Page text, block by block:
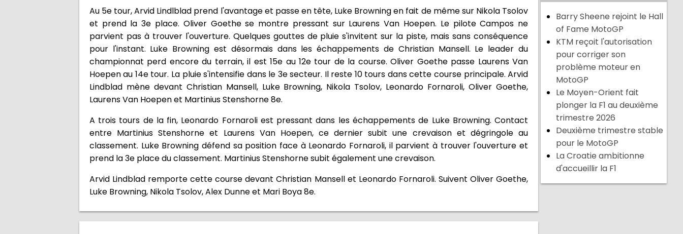
Au 5e tour, Arvid Lindlblad prend l'avantage et passe en tête, Luke Browning en fait de même sur Nikola Tsolov
et prend la 3e place. Oliver Goethe se montre pressant sur Laurens Van Hoepen. Le pilote Campos ne
parvient pas à trouver l'ouverture. Quelques gouttes de pluie s'invitent sur la piste, mais sans conséquence
pour l'instant. Luke Browning est désormais dans les échappements de Christian Mansell. Le leader du
championnat perd encore du terrain, il est 15e au 12e tour de la course. Oliver Goethe passe Laurens Van
Hoepen au 14e tour. La pluie s'intensifie dans le 3e secteur. Il reste 10 tours dans cette course principale. Arvid
Lindblad mène devant Christian Mansell, Luke Browning, Nikola Tsolov, Leonardo Fornaroli, Oliver Goethe,
Laurens Van Hoepen et Martinius Stenshorne 8e.
A trois tours de la fin, Leonardo Fornaroli est pressant dans les échappements de Luke Browning. Contact
entre Martinius Stenshorne et Laurens Van Hoepen, ce dernier subit une crevaison et dégringole au
classement. Luke Browning défend sa position face à Leonardo Fornaroli, il parvient à trouver l'ouverture et
prend la 3e place du classement. Martinius Stenshorne subit également une crevaison.
Arvid Lindblad remporte cette course devant Christian Mansell et Leonardo Fornaroli. Suivent Oliver Goethe,
Luke Browning, Nikola Tsolov, Alex Dunne et Mari Boya 8e.
Barry Sheene rejoint le Hall
of Fame MotoGP
KTM reçoit l'autorisation
pour corriger son
problème moteur en
MotoGP
Le Moyen-Orient fait
plonger la F1 au deuxième
trimestre 2026
Deuxième trimestre stable
pour le MotoGP
La Croatie ambitionne
d'accueillir la F1